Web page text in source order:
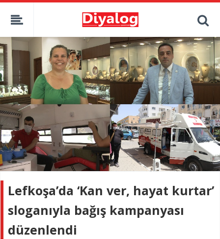
Lefkoşa’da ‘Kan ver, hayat kurtar’
sloganıyla bağış kampanyası
düzenlendi